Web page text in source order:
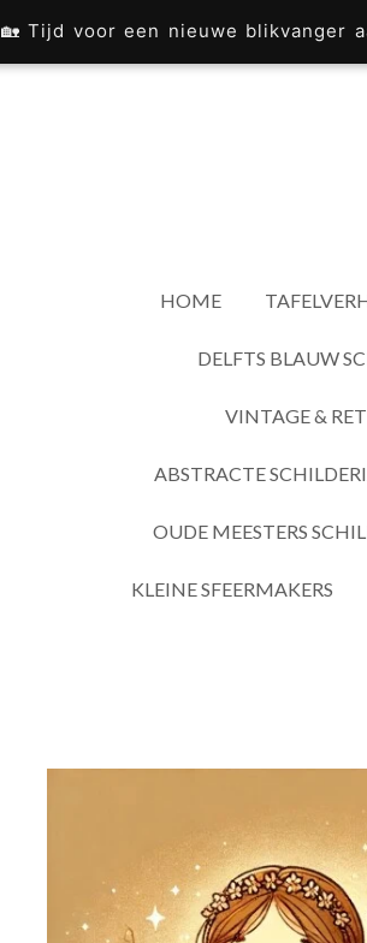
🏡 Tijd voor een nieuwe blikvanger
HOME
DELFTS BLAUW
VINTAGE &
ABSTRACTE
OUDE MEESTERS
KLEINE SFEERMAKERS